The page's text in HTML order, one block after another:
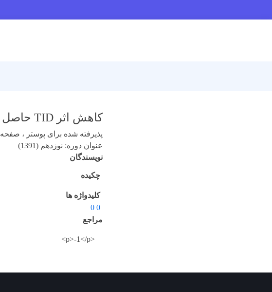
کاهش اثر TID حاصل از میدان پروتونی مدارات LEO توسط حفاظهای چند لایه
پذیرفته شده برای پوستر ، صفحه 0-0 (
عنوان دوره: نوزدهم (1391)
نویسندگان
چکیده
کلیدواژه ها
0 0
مراجع
<p>-1</p>